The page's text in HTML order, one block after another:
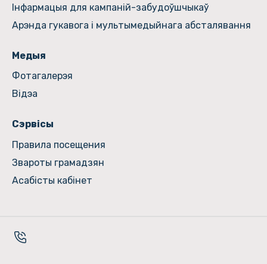
Інфармацыя для кампаній-забудоўшчыкаў
Арэнда гукавога і мультымедыйнага абсталявання
Медыя
Фотагалерэя
Відэа
Сэрвісы
Правила посещения
Звароты грамадзян
Асабісты кабінет